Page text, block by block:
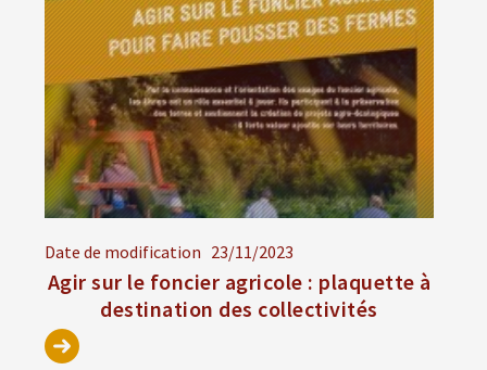
Date de modification 23/11/2023
Agir sur le foncier agricole : plaquette à
destination des collectivités